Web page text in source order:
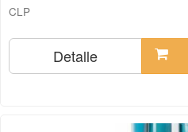
CLP
Detalle